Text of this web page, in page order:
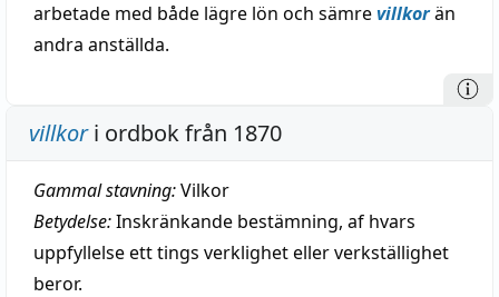
arbetade med både lägre lön och sämrevillkorän
andra anställda.
villkori ordbok från 1870
Gammal stavning:Vilkor
Betydelse:Inskränkande bestämning, af hvars
uppfyllelse ett tings verklighet eller verkställighet
beror.